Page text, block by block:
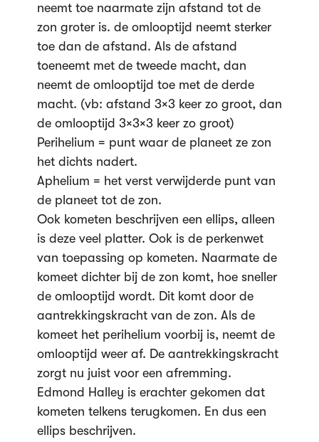
neemt toe naarmate zijn afstand tot de
zon groter is. de omlooptijd neemt sterker
toe dan de afstand. Als de afstand
toeneemt met de tweede macht, dan
neemt de omlooptijd toe met de derde
macht. (vb: afstand 3×3 keer zo groot, dan
de omlooptijd 3×3×3 keer zo groot)
Perihelium = punt waar de planeet ze zon
het dichts nadert.
Aphelium = het verst verwijderde punt van
de planeet tot de zon.
Ook kometen beschrijven een ellips, alleen
is deze veel platter. Ook is de perkenwet
van toepassing op kometen. Naarmate de
komeet dichter bij de zon komt, hoe sneller
de omlooptijd wordt. Dit komt door de
aantrekkingskracht van de zon. Als de
komeet het perihelium voorbij is, neemt de
omlooptijd weer af. De aantrekkingskracht
zorgt nu juist voor een afremming.
Edmond Halley is erachter gekomen dat
kometen telkens terugkomen. En dus een
ellips beschrijven.